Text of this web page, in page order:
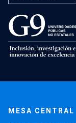
MESA CENTRAL